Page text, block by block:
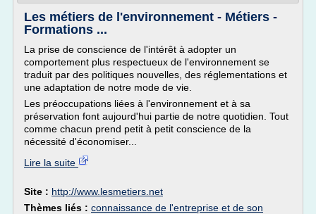
Les métiers de l'environnement - Métiers -
Formations ...
La prise de conscience de l'intérêt à adopter un
comportement plus respectueux de l'environnement se
traduit par des politiques nouvelles, des réglementations et
une adaptation de notre mode de vie.
Les préoccupations liées à l'environnement et à sa
préservation font aujourd'hui partie de notre quotidien. Tout
comme chacun prend petit à petit conscience de la
nécessité d'économiser...
Lire la suite
Site : http://www.lesmetiers.net
Thèmes liés : connaissance de l'entreprise et de son